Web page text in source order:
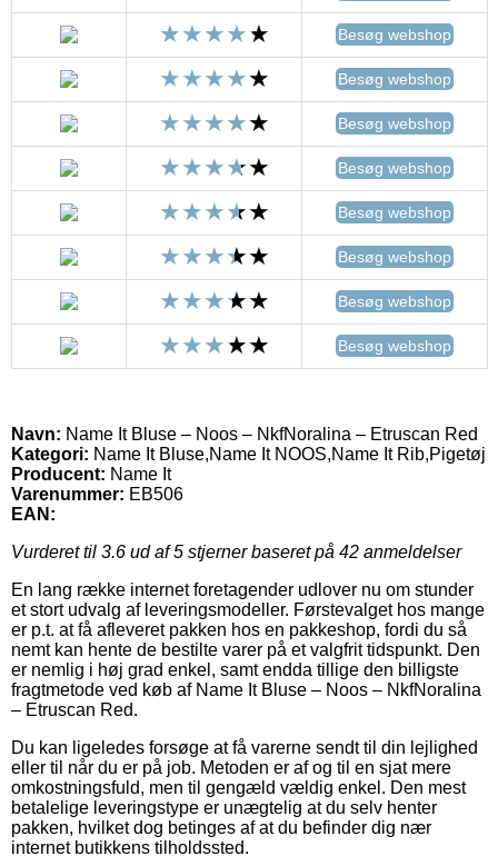
Besøg webshop
Besøg webshop
Besøg webshop
Besøg webshop
Besøg webshop
Besøg webshop
Besøg webshop
Besøg webshop
Navn: Name It Bluse – Noos – NkfNoralina – Etruscan Red
Kategori: Name It Bluse,Name It NOOS,Name It Rib,Pigetøj
Producent: Name It
Varenummer: EB506
EAN:
Vurderet til 3.6 ud af 5 stjerner baseret på 42 anmeldelser
En lang række internet foretagender udlover nu om stunder
et stort udvalg af leveringsmodeller. Førstevalget hos mange
er p.t. at få afleveret pakken hos en pakkeshop, fordi du så
nemt kan hente de bestilte varer på et valgfrit tidspunkt. Den
er nemlig i høj grad enkel, samt endda tillige den billigste
fragtmetode ved køb af Name It Bluse – Noos – NkfNoralina
– Etruscan Red.
Du kan ligeledes forsøge at få varerne sendt til din lejlighed
eller til når du er på job. Metoden er af og til en sjat mere
omkostningsfuld, men til gengæld vældig enkel. Den mest
betalelige leveringstype er unægtelig at du selv henter
pakken, hvilket dog betinges af at du befinder dig nær
internet butikkens tilholdssted.